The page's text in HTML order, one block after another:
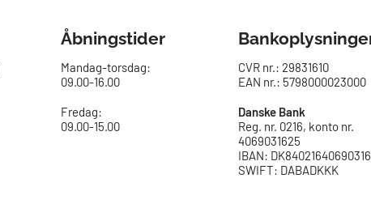
Åbningstider
Mandag-torsdag:
09.00-16.00​
Fredag:
09.00-15.00
CVR nr.: 29831610
EAN nr.: 5798000023000
Danske Bank
Reg. nr. 0216, konto nr.
4069031625
IBAN:
SWIFT: DABADKKK